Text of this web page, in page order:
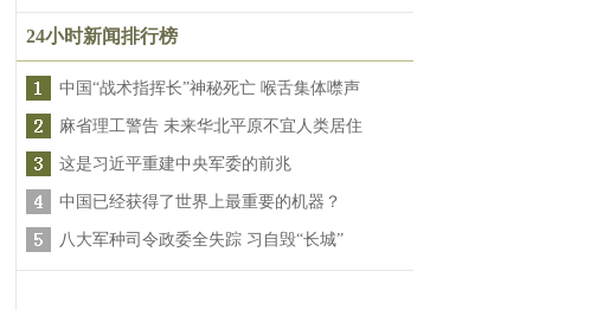
24小时新闻排行榜
中国“战术指挥长”神秘死亡 喉舌集体噤声
麻省理工警告 未来华北平原不宜人类居住
这是习近平重建中央军委的前兆
中国已经获得了世界上最重要的机器？
八大军种司令政委全失踪 习自毁“长城”